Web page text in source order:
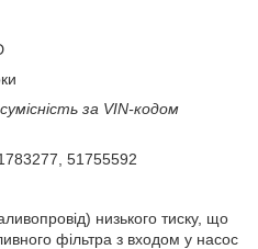
за VIN-кодом
51755592
низького тиску, що
фільтра з входом у насос